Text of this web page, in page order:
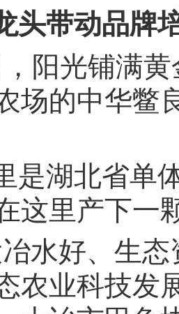
头带动品牌
阳光铺满
场的中华鳖
是湖北省单
这里产下一
冶水好、生
农业科技发